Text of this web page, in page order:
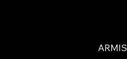
ARMIS